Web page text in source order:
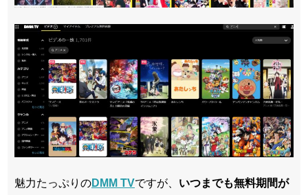
魅力たっぷりのDMM TVですが、 いつまでも無料期間が